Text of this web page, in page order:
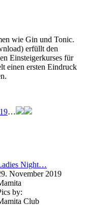
wie Gin und Tonic.
erfüllt den
Einsteigerkurses für
einen ersten Eindruck
19…
Night…
November 2019
by:
Club